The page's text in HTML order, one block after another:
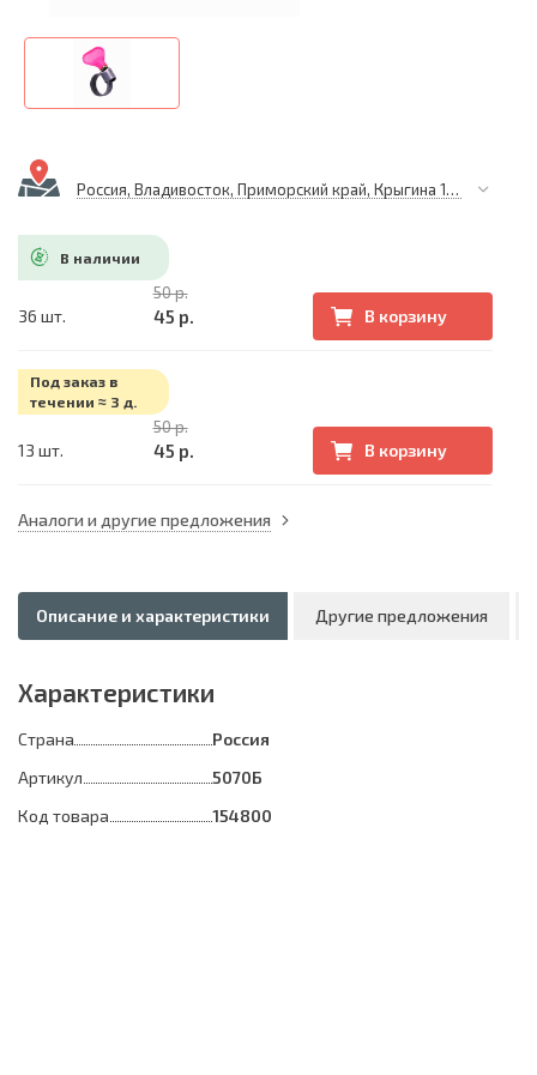
Россия, Владивосток, Приморский край, Крыгина 105
В наличии
36 шт.
50 р.
45 р. В корзину
Под заказ в
течении ≈ 3 д.
13 шт.
50 р.
45 р. В корзину
Аналоги и другие предложения
Описание и характеристики Другие предложения
Характеристики
Страна
Россия
Артикул
5070Б
Код товара
154800